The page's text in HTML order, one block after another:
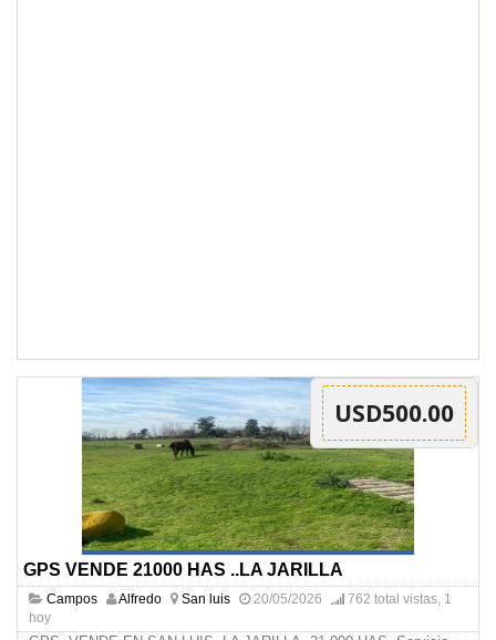
USD500.00
GPS VENDE 21000 HAS ..LA JARILLA
Campos Alfredo San luis 20/05/2026
762 total vistas, 1
hoy